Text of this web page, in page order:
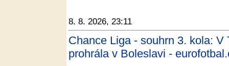
8. 8. 2026, 23:11
Chance Liga - souhrn 3. kola:
prohrála v Boleslavi -